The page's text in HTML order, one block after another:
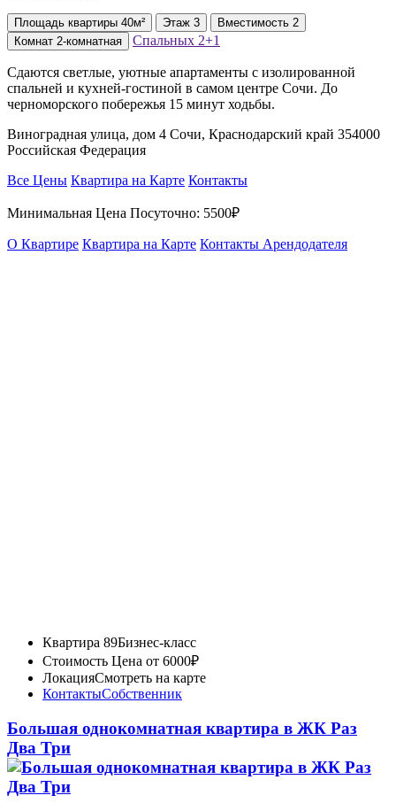
Площадь квартиры 40м² Этаж 3 Вместимость 2
Комнат 2-комнатная Спальных 2+1
Сдаются светлые, уютные апартаменты с изолированной
спальней и кухней-гостиной в самом центре Сочи. До
черноморского побережья 15 минут ходьбы.
Виноградная улица, дом 4 Сочи, Краснодарский край 354000
Российская Федерация
Все Цены Квартира на Карте Контакты
Минимальная Цена Посуточно: 5500₽
О Квартире Квартира на Карте Контакты Арендодателя
Квартира 89Бизнес-класс
Стоимость Цена от 6000₽
ЛокацияСмотреть на карте
КонтактыСобственник
Большая однокомнатная квартира в ЖК Раз
Два Три